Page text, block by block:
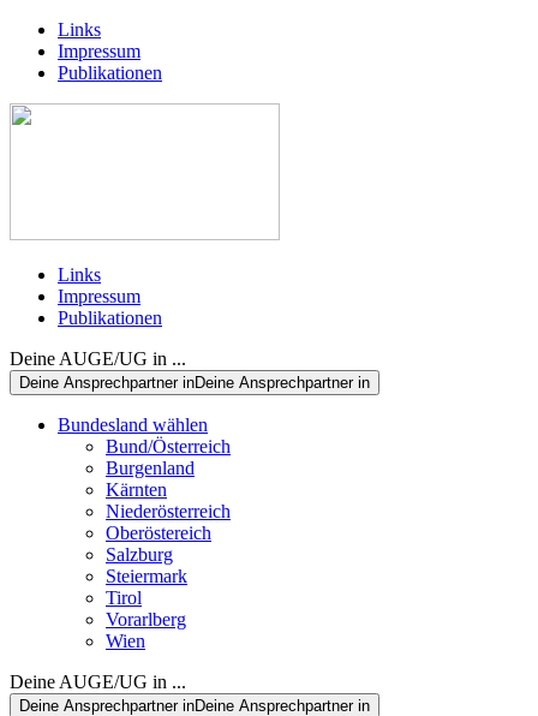
Links
Impressum
Publikationen
Links
Impressum
Publikationen
Deine AUGE/UG in ...
Deine Ansprechpartner inDeine Ansprechpartner in
Bundesland wählen
Bund/Österreich
Burgenland
Kärnten
Niederösterreich
Oberöstereich
Salzburg
Steiermark
Tirol
Vorarlberg
Wien
Deine AUGE/UG in ...
Deine Ansprechpartner inDeine Ansprechpartner in